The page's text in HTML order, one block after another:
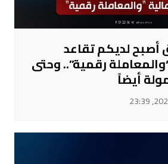
أصبح لديكم تقاعد
رقمية”.. وحتى
أيضاً